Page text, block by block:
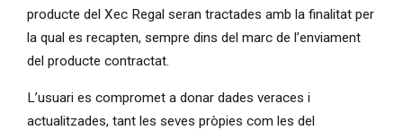
producte del Xec Regal seran tractades amb la finalitat per
la qual es recapten, sempre dins del marc de l’enviament
del producte contractat.
L’usuari es compromet a donar dades veraces i
actualitzades, tant les seves pròpies com les del